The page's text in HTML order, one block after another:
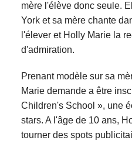
mère l'élève donc seule.
York et sa mère chante
l'élever et Holly Marie la
d'admiration.
Prenant modèle sur sa
Marie demande a être
Children's School », une
stars. A l'âge de 10 ans,
tourner des spots